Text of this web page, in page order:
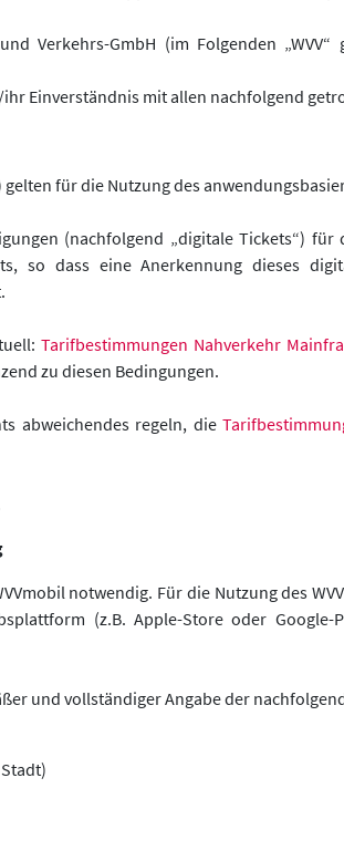
Verkehrs-GmbH (im Folgenden
Einverständnis mit allen nachfolgend
für die Nutzung des
(nachfolgend „digitale Tickets“)
so dass eine Anerkennung dieses
Tarifbestimmungen Nahverkehr
zu diesen Bedingungen.
abweichendes regeln, die
notwendig. Für die Nutzung des
(z.B. Apple-Store oder Google-
und vollständiger Angabe der